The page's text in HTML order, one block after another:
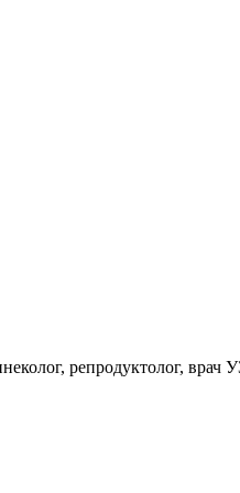
репродуктолог, врач